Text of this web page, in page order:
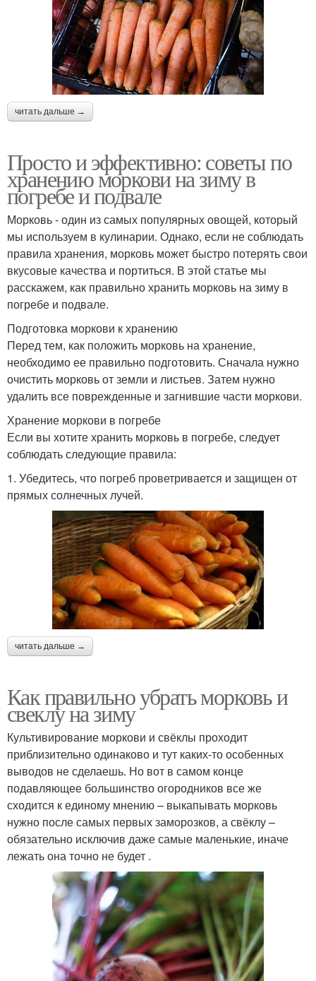
читать дальше →
Просто и эффективно: советы по
хранению моркови на зиму в
погребе и подвале
Морковь - один из самых популярных овощей, который
мы используем в кулинарии. Однако, если не соблюдать
правила хранения, морковь может быстро потерять свои
вкусовые качества и портиться. В этой статье мы
расскажем, как правильно хранить морковь на зиму в
погребе и подвале.
Подготовка моркови к хранению
Перед тем, как положить морковь на хранение,
необходимо ее правильно подготовить. Сначала нужно
очистить морковь от земли и листьев. Затем нужно
удалить все поврежденные и загнившие части моркови.
Хранение моркови в погребе
Если вы хотите хранить морковь в погребе, следует
соблюдать следующие правила:
1. Убедитесь, что погреб проветривается и защищен от
прямых солнечных лучей.
читать дальше →
Как правильно убрать морковь и
свеклу на зиму
Культивирование моркови и свёклы проходит
приблизительно одинаково и тут каких-то особенных
выводов не сделаешь. Но вот в самом конце
подавляющее большинство огородников все же
сходится к единому мнению – выкапывать морковь
нужно после самых первых заморозков, а свёклу –
обязательно исключив даже самые маленькие, иначе
лежать она точно не будет .